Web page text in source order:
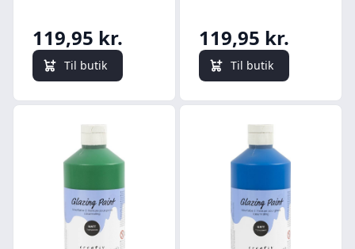
119,95 kr.
Til butik
119,95 kr.
Til butik